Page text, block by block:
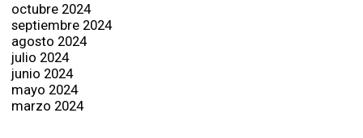
octubre 2024
septiembre 2024
agosto 2024
julio 2024
junio 2024
mayo 2024
marzo 2024